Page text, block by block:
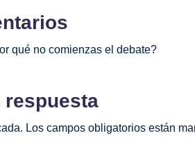
qué no comienzas el debate?
respuesta
Los campos obligatorios están